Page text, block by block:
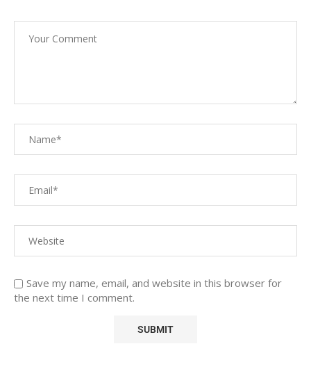
Save my name, email, and website in this browser for
the next time I comment.